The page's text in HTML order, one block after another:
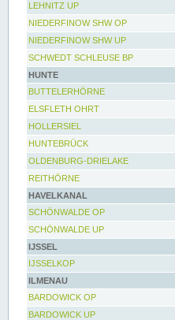
LEHNITZ UP
NIEDERFINOW SHW OP
NIEDERFINOW SHW UP
SCHWEDT SCHLEUSE BP
HUNTE
BUTTELERHÖRNE
ELSFLETH OHRT
HOLLERSIEL
HUNTEBRÜCK
OLDENBURG-DRIELAKE
REITHÖRNE
HAVELKANAL
SCHÖNWALDE OP
SCHÖNWALDE UP
IJSSEL
IJSSELKOP
ILMENAU
BARDOWICK OP
BARDOWICK UP